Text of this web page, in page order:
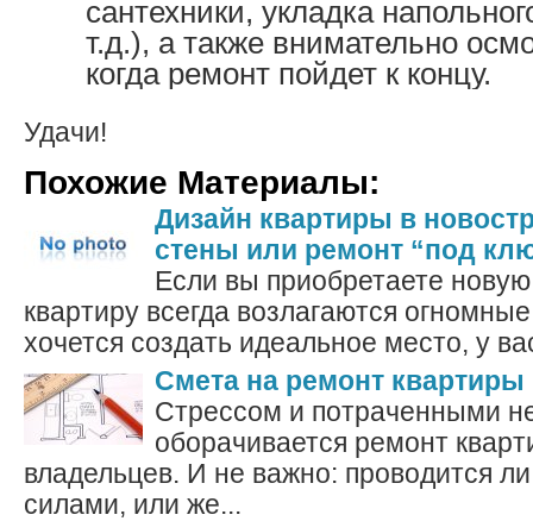
сантехники, укладка
т.д.), а также внимательно
когда ремонт пойдет к концу.
Удачи!
Похожие Материалы:
Дизайн квартиры в
стены или ремонт “под
Если вы приобретаете
квартиру всегда возлагаются
хочется создать идеальное место, у
Смета на ремонт квартиры
Стрессом и потраченными
оборачивается ремонт
владельцев. И не важно: проводится
силами, или же...